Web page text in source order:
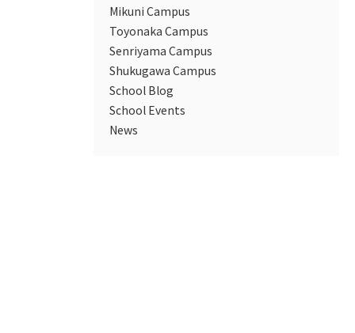
Mikuni Campus
Toyonaka Campus
Senriyama Campus
Shukugawa Campus
School Blog
School Events
News